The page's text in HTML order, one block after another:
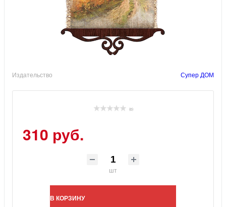
Издательство Супер ДОМ
(0)
310 руб.
шт
В КОРЗИНУ